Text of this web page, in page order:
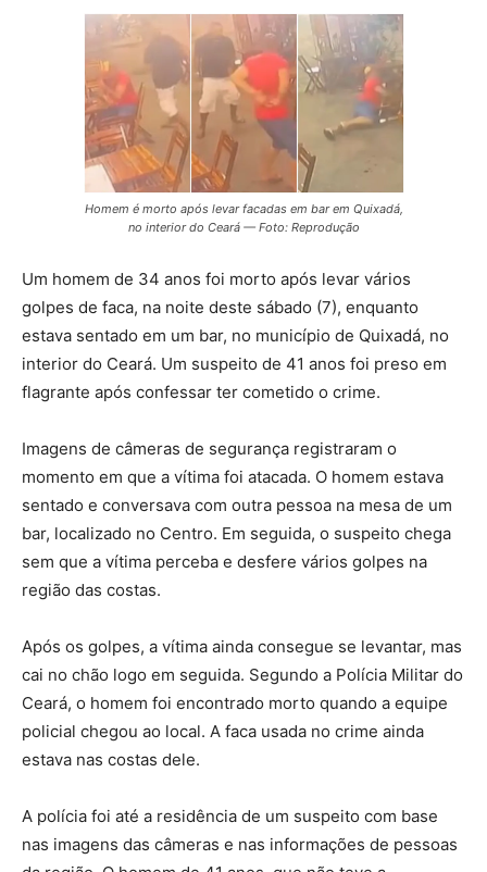
Homem é morto após levar facadas em bar em Quixadá,
no interior do Ceará — Foto: Reprodução
Um homem de 34 anos foi morto após levar vários
golpes de faca, na noite deste sábado (7), enquanto
estava sentado em um bar, no município de Quixadá, no
interior do Ceará. Um suspeito de 41 anos foi preso em
flagrante após confessar ter cometido o crime.
Imagens de câmeras de segurança registraram o
momento em que a vítima foi atacada. O homem estava
sentado e conversava com outra pessoa na mesa de um
bar, localizado no Centro. Em seguida, o suspeito chega
sem que a vítima perceba e desfere vários golpes na
região das costas.
Após os golpes, a vítima ainda consegue se levantar, mas
cai no chão logo em seguida. Segundo a Polícia Militar do
Ceará, o homem foi encontrado morto quando a equipe
policial chegou ao local. A faca usada no crime ainda
estava nas costas dele.
A polícia foi até a residência de um suspeito com base
nas imagens das câmeras e nas informações de pessoas